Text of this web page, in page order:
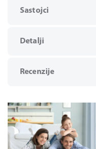
Sastojci
Detalji
Recenzije